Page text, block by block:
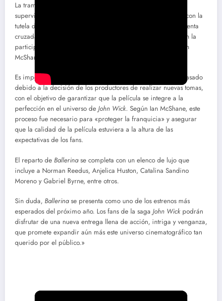
La trama de
supervivientes del asalto al teatro de la Ruska Roma, quien, con la
tutela de John Wick (Keanu Reeves), emprenderá una sangrienta
cruzada en busca de justicia. La película contará además con la
participación de otros rostros conocidos de la saga, como Ian
McShane y el fallecido Lance Reddick.
Es importante destacar que el estreno de
se ha retrasado
debido a la decisión de los productores de realizar nuevas tomas,
con el objetivo de garantizar que la película se integre a la
perfección en el universo de John Wick. Según Ian McShane, este
proceso fue necesario para «proteger la franquicia» y asegurar
que la calidad de la película estuviera a la altura de las
expectativas de los fans.
El reparto de Ballerinase completa con un elenco de lujo que
incluye a Norman Reedus, Anjelica Huston, Catalina Sandino
Moreno y Gabriel Byrne, entre otros.
Sin duda, Ballerinase presenta como uno de los estrenos más
esperados del próximo año. Los fans de la saga John Wick podrán
disfrutar de una nueva entrega llena de acción, intriga y venganza,
que promete expandir aún más este universo cinematográfico tan
querido por el público.»